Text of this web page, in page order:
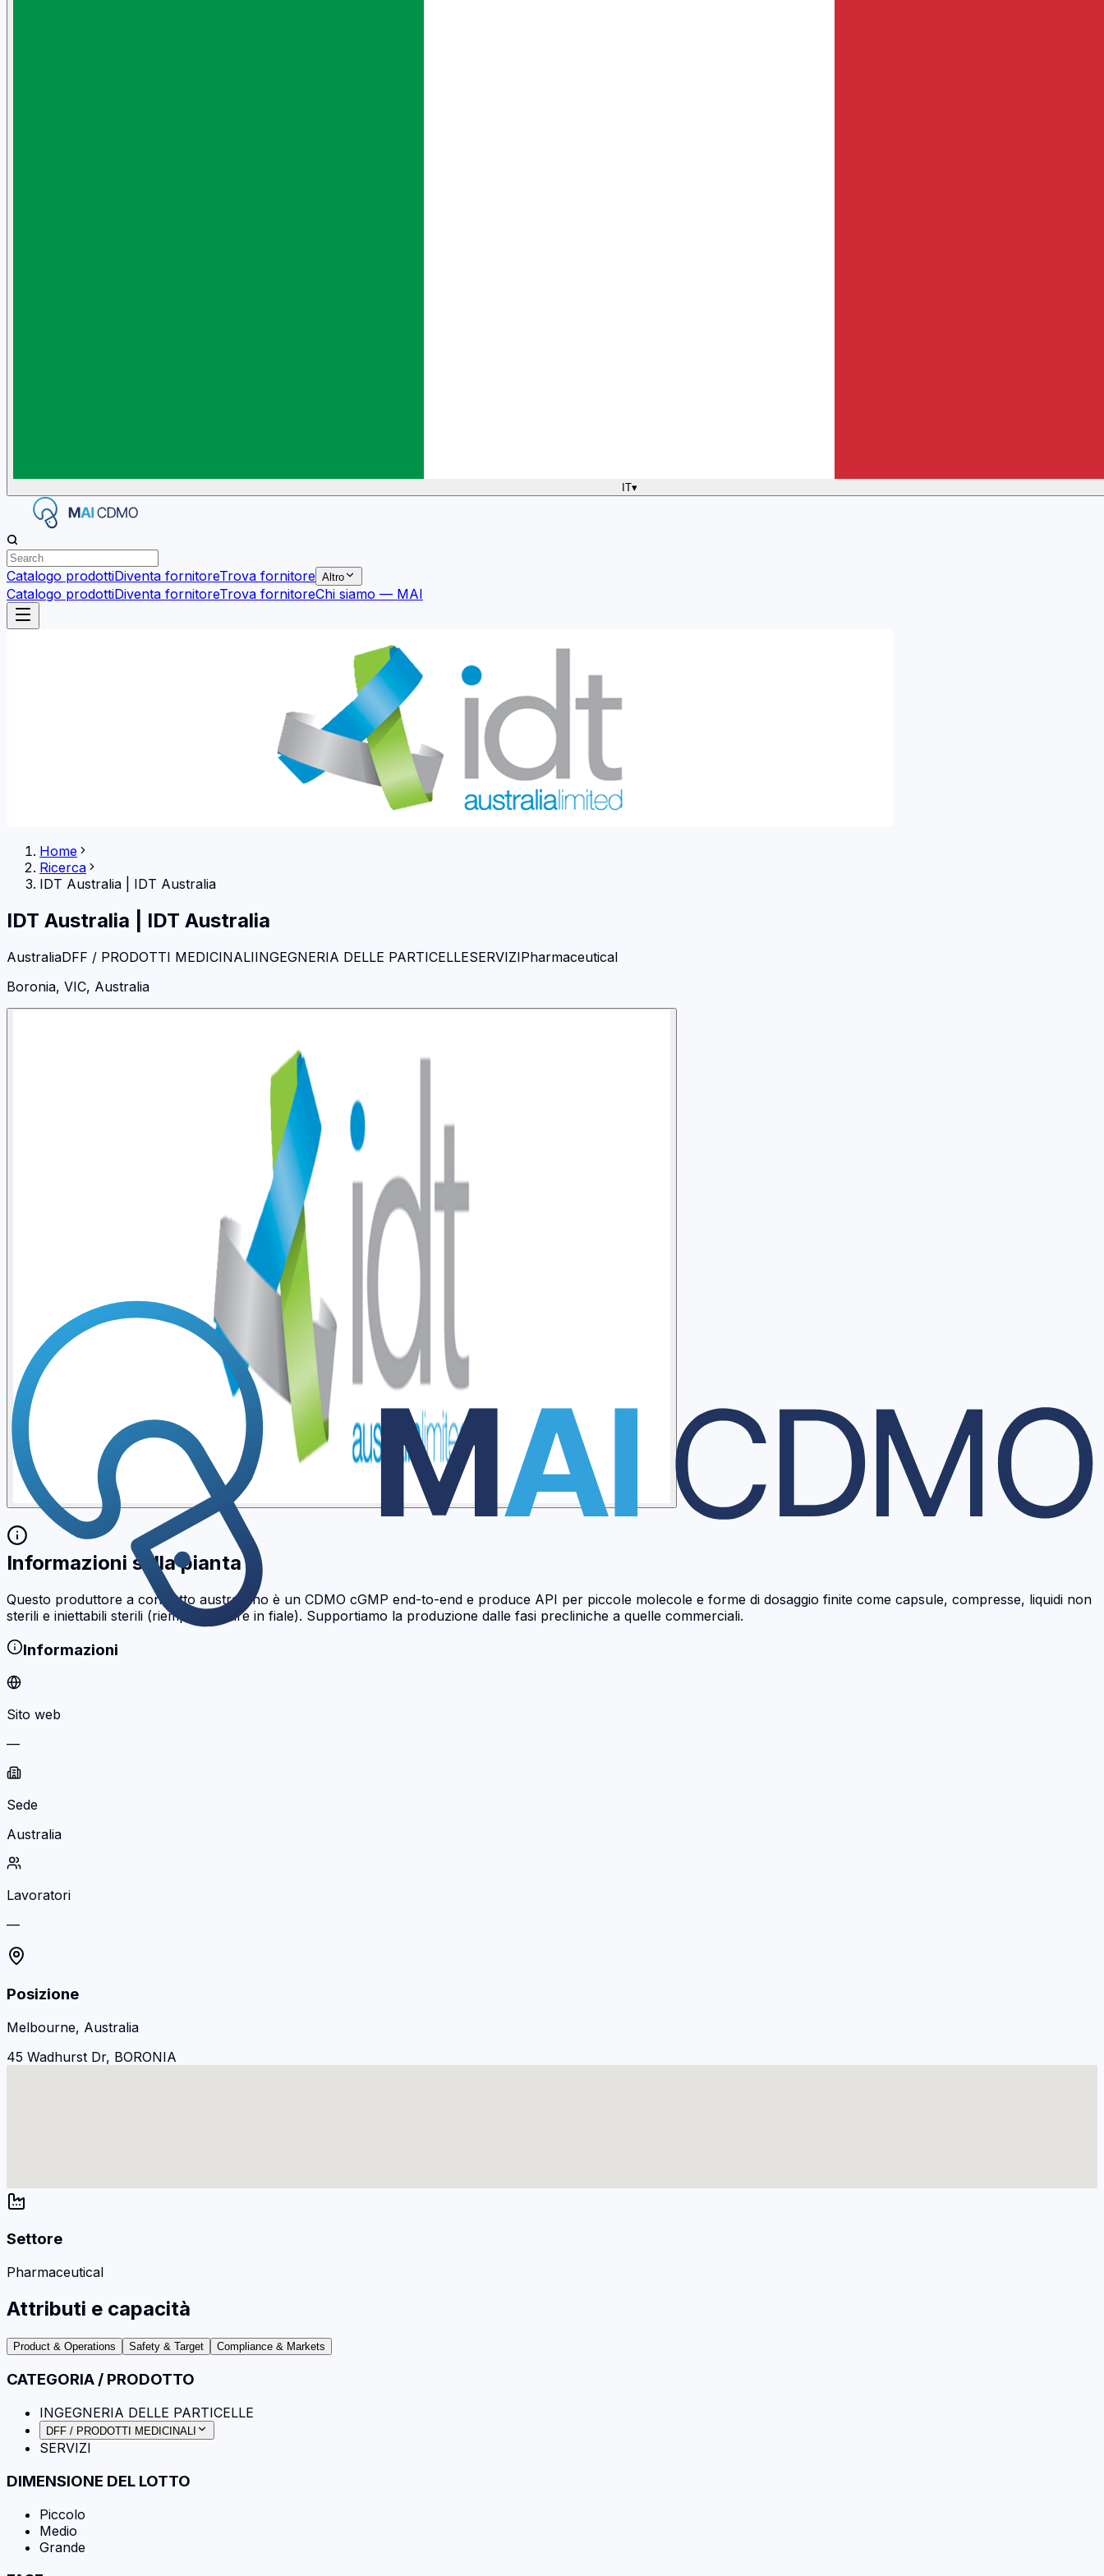
IT▾
Catalogo prodottiDiventa fornitoreTrova fornitore Altro
Catalogo prodottiDiventa fornitoreTrova fornitoreChi siamo — MAI
Home
Ricerca
IDT Australia
IDT Australia
IDT Australia IDT Australia
AustraliaDFF / PRODOTTI MEDICINALIINGEGNERIA DELLE PARTICELLESERVIZIPharmaceutical
Boronia, VIC, Australia
Informazioni sulla pianta
Questo produttore a contratto australiano è un CDMO cGMP end-to-end e produce API per piccole molecole e forme di dosaggio finite come capsule, compresse, liquidi non
sterili e iniettabili sterili (riempire e finire in fiale). Supportiamo la produzione dalle fasi precliniche a quelle commerciali.
Informazioni
Sito web
—
Sede
Australia
Lavoratori
—
Posizione
Melbourne, Australia
45 Wadhurst Dr, BORONIA
Settore
Pharmaceutical
Attributi e capacità
Product & Operations Safety & Target Compliance & Markets
CATEGORIA / PRODOTTO
INGEGNERIA DELLE PARTICELLE
DFF / PRODOTTI MEDICINALI
SERVIZI
DIMENSIONE DEL LOTTO
Piccolo
Medio
Grande